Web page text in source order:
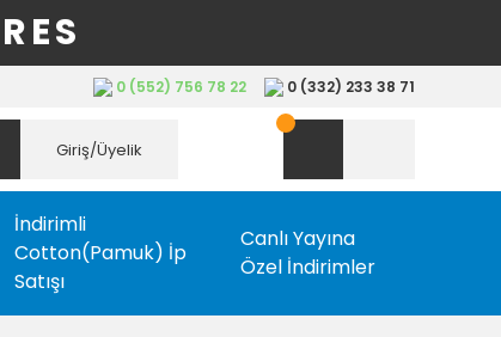
0 (552) 756 78 22 0 (332) 233 38 71
Giriş/Üyelik
İndirimli
Cotton(Pamuk) İp
Satışı
Canlı Yayına
Özel İndirimler